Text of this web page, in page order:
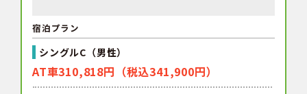
宿泊プラン
シングルC（男性）
AT車310,818円（税込341,900円）